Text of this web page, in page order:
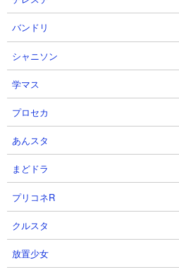
ネコセイバーは1度しか入手できませ
●ネコセイバーオルタの本能
まだ本能は実装されていません。
●ネコセイバーオルタには本
まだ本能玉を装着することはできませ
バンドリ
シャニソン
学マス
プロセカ
あんスタ
まどドラ
プリコネR
クルスタ
放置少女